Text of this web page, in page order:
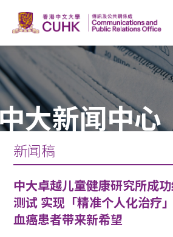
大新闻中心
新闻稿
中大卓越儿童健康研究所成
测试 实现「精准个人化治疗
血癌患者带来新希望